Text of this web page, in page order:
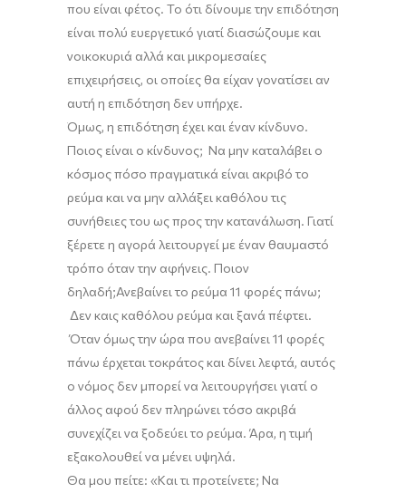
που είναι φέτος. Το ότι δίνουμε την επιδότηση
είναι πολύ ευεργετικό γιατί διασώζουμε και
νοικοκυριά αλλά και μικρομεσαίες
επιχειρήσεις, οι οποίες θα είχαν γονατίσει αν
αυτή η επιδότηση δεν υπήρχε.
Όμως, η επιδότηση έχει και έναν κίνδυνο.
Ποιος είναι ο κίνδυνος; Να μην καταλάβει ο
κόσμος πόσο πραγματικά είναι ακριβό το
ρεύμα και να μην αλλάξει καθόλου τις
συνήθειεςτου ως προς την κατανάλωση. Γιατί
ξέρετε η αγορά λειτουργεί με έναν θαυμαστό
τρόπο όταν την αφήνεις. Ποιον
δηλαδή;Ανεβαίνει το ρεύμα 11 φορές πάνω;
Δεν καις καθόλου ρεύμα και ξανά πέφτει.
Όταν όμως την ώρα που ανεβαίνει 11 φορές
πάνω έρχεται τοκράτος και δίνει λεφτά, αυτός
ο νόμος δεν μπορεί να λειτουργήσει γιατί ο
άλλος αφού δεν πληρώνει τόσο ακριβά
συνεχίζει να ξοδεύει το ρεύμα. Άρα, η τιμή
εξακολουθεί να μένει υψηλά.
Θα μου πείτε: «Και τι προτείνετε; Να